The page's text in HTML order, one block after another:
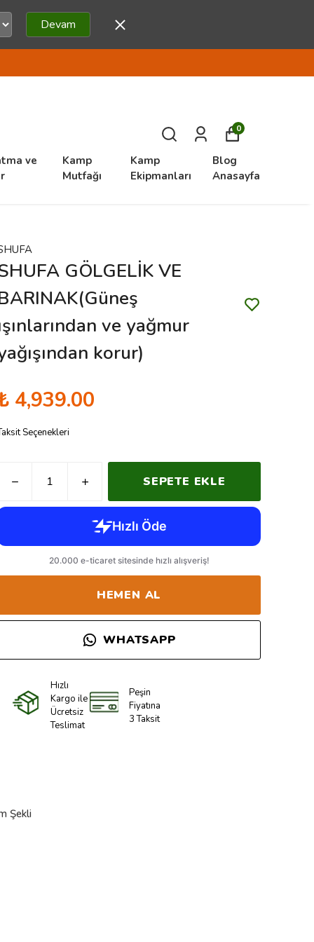
Devam
ve
Kamp
Mutfağı
Kamp
Ekipmanları
Blog
Anasayfa
0
GÖLGELİK VE
ve yağmur
korur)
4,939.00
Seçenekleri
SEPETE EKLE
HEMEN AL
WHATSAPP
Hızlı
Kargo ile
Ücretsiz
Teslimat
Peşin
Fiyatına
3 Taksit
Şekli